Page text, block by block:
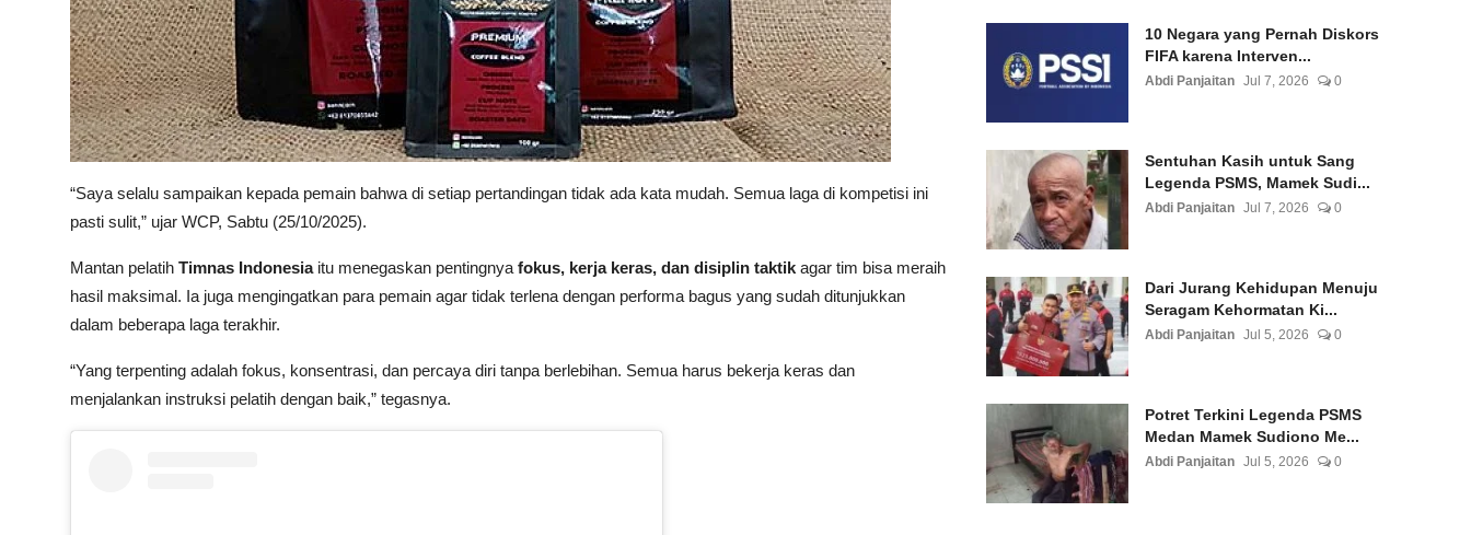
“Saya selalu sampaikan kepada pemain bahwa di setiap pertandingan tidak ada kata mudah. Semua laga di kompetisi ini
pasti sulit,” ujar WCP, Sabtu (25/10/2025).
Mantan pelatih Timnas Indonesiaitu menegaskan pentingnya fokus, kerja keras, dan disiplin taktik agar tim bisa meraih
hasil maksimal. Ia juga mengingatkan para pemain agar tidak terlena dengan performa bagus yang sudah ditunjukkan
dalam beberapa laga terakhir.
“Yang terpenting adalah fokus, konsentrasi, dan percaya diri tanpa berlebihan. Semua harus bekerja keras dan
menjalankan instruksi pelatih dengan baik,” tegasnya.
10 Negara yang Pernah Diskors
FIFA karena Interven...
Abdi Panjaitan Jul 7, 2026 0
Sentuhan Kasih untuk Sang
Legenda PSMS, Mamek Sudi...
Abdi Panjaitan Jul 7, 2026 0
Dari Jurang Kehidupan Menuju
Seragam Kehormatan Ki...
Abdi Panjaitan Jul 5, 2026 0
Potret Terkini Legenda PSMS
Medan Mamek Sudiono Me...
Abdi Panjaitan Jul 5, 2026 0